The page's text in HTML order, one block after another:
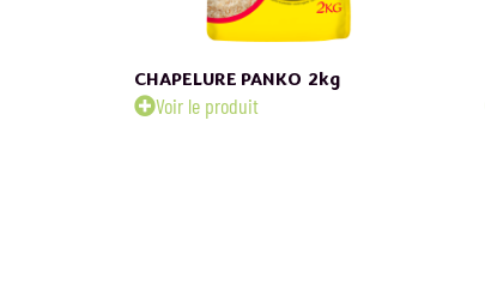
CHAPELURE PANKO 2kg
Voir le produit